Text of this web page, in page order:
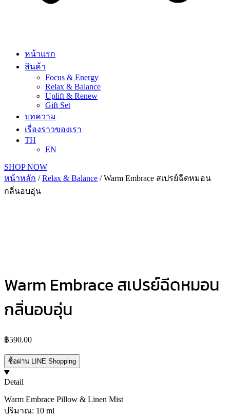
หน้าแรก
สินค้า
Focus & Energy
Relax & Balance
Uplift & Renew
Gift Set
บทความ
เรื่องราวของเรา
TH
EN
SHOP NOW
หน้าหลัก /Relax & Balance / Warm Embrace สเปรย์ฉีดหมอน
กลิ่นอบอุ่น
Warm Embrace สเปรย์ฉีดหมอน
กลิ่นอบอุ่น
฿590.00
ซื้อผ่าน LINE Shopping
Detail
Warm Embrace Pillow & Linen Mist
ปริมาณ: 10 ml